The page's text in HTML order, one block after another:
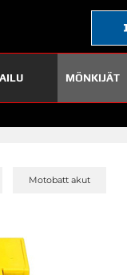
MÖNKIJÄT
Motobatt akut